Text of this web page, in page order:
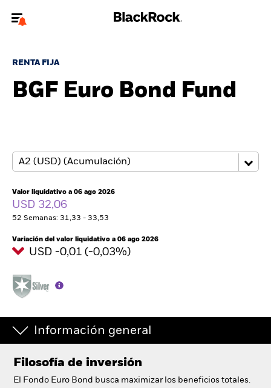
particulares.
relevante, por favor, actualiza tu tipo de usuario.
Productos
Educación
Particulares
España
Change location
BlackRock
Aladdin
RENTA FIJA
BGF Euro Bond Fund
Valor liquidativo a 06 ago 2026
USD 32,06
52 Semanas: 31,33 - 33,53
Variación del valor liquidativo a 06 ago 2026
USD -0,01 (-0,03%)
Información general
Filosofía de inversión
El Fondo Euro Bond busca maximizar los beneficios totales.